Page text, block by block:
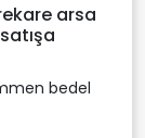
arsa
bedel